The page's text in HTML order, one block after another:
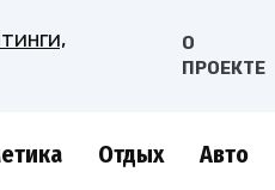
О
ПРОЕКТЕ
Отдых Авто